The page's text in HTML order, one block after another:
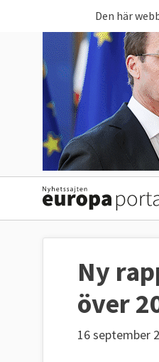
Den här
Ny
över
16 september